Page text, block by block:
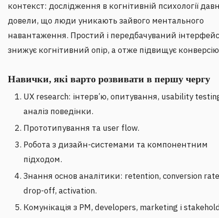
контекст: дослідження в когнітивній психології
довели, що люди уникають зайвого ментального
навантаження. Простий і передбачуваний інтерфейс
знижує когнітивний опір, а отже підвищує
Навички, які варто розвивати в першу чергу
UX research: інтерв’ю, опитування, usability
аналіз поведінки.
Прототипування та user flow.
Робота з дизайн-системами та компонентним
підходом.
Знання основ аналітики: retention, conversion
drop-off, activation.
Комунікація з PM, developers, marketing і